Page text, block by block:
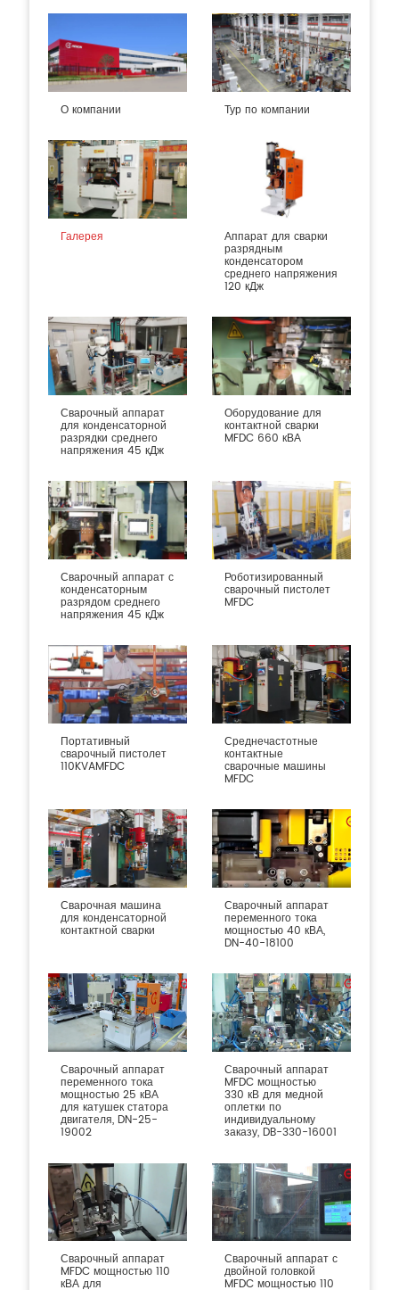
О компании Тур по компании
Галерея Аппарат для сварки
разрядным
конденсатором
среднего напряжения
120 кДж
Сварочный аппарат
для конденсаторной
разрядки среднего
напряжения 45 кДж
Оборудование для
контактной сварки
MFDC 660 кВА
Сварочный аппарат с
конденсаторным
разрядом среднего
напряжения 45 кДж
Роботизированный
сварочный пистолет
MFDC
Портативный
сварочный пистолет
110KVAMFDC
Среднечастотные
контактные
сварочные машины
MFDC
Сварочная машина
для конденсаторной
контактной сварки
Сварочный аппарат
переменного тока
мощностью 40 кВА,
DN-40-18100
Сварочный аппарат
переменного тока
мощностью 25 кВА
для катушек статора
двигателя, DN-25-
19002
Сварочный аппарат
MFDC мощностью
330 кВ для медной
оплетки по
индивидуальному
заказу, DB-330-16001
Сварочный аппарат
MFDC мощностью 110
кВА для
Сварочный аппарат с
двойной головкой
MFDC мощностью 110